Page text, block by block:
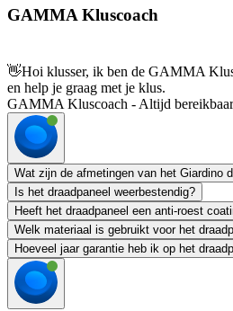
GAMMA Kluscoach
👋Hoi klusser, ik ben de GAMMA
en help je graag met je klus.
GAMMA Kluscoach - Altijd bereikbaar
Wat zijn de afmetingen van het Giardino
Is het draadpaneel weerbestendig?
Heeft het draadpaneel een anti-roest
Welk materiaal is gebruikt voor het
Hoeveel jaar garantie heb ik op het